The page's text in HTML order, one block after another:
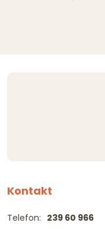
Kontakt
Telefon: 239 60 966